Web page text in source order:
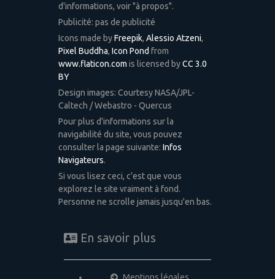
d'informations, voir "à propos".
Publicité: pas de publicité
Icons made byFreepik, Alessio Atzeni,
Pixel Buddha, Icon Pond from
www.flaticon.com is licensed byCC 3.0
BY
Design images: Courtesy NASA/JPL-
Caltech / Webastro - Quercus
Pour plus d'informations sur la
navigabilité du site, vous pouvez
consulter la page suivante: Infos
Navigateurs.
Si vous lisez ceci, c'est que vous
explorez le site vraiment à fond.
Personne ne scrolle jamais jusqu'en bas.
En savoir plus
Mentions légales